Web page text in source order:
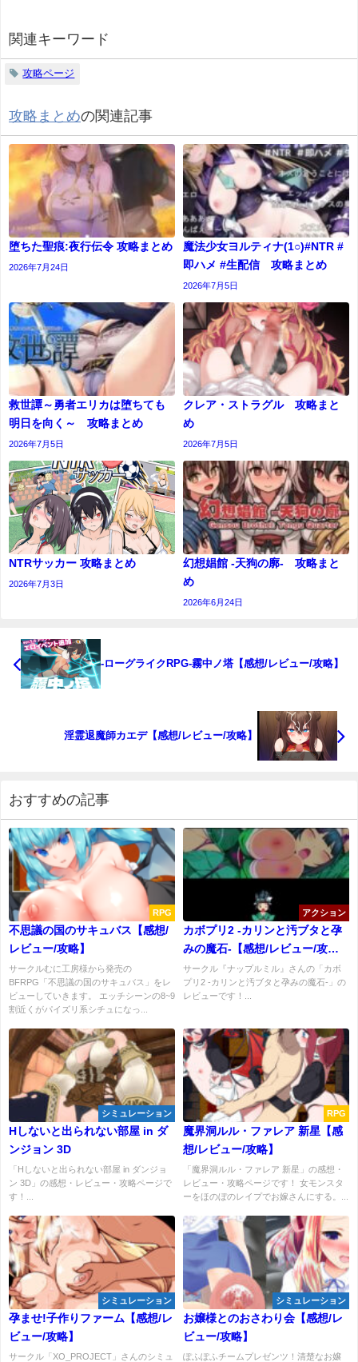
関連キーワード
攻略ページ
攻略まとめの関連記事
堕ちた聖痕:夜行伝令 攻略まとめ
2026年7月24日
魔法少女ヨルティナ(1○)#NTR #
即ハメ #生配信 攻略まとめ
2026年7月5日
救世譚～勇者エリカは堕ちても
明日を向く～ 攻略まとめ
2026年7月5日
クレア・ストラグル 攻略まと
め
2026年7月5日
NTRサッカー 攻略まとめ
2026年7月3日
幻想娼館 -天狗の廓- 攻略まと
め
2026年6月24日
-ローグライクRPG-霧中ノ塔【感想/レビュー/攻略】
淫霊退魔師カエデ【感想/レビュー/攻略】
おすすめの記事
RPG
不思議の国のサキュバス【感想/
レビュー/攻略】
サークルむに工房様から発売の
BFRPG「不思議の国のサキュバス」をレ
ビューしていきます。 エッチシーンの8~9
割近くがパイズリ系シチュになっ...
アクション
カボプリ2 -カリンと汚ブタと孕
みの魔石-【感想/レビュー/攻
略】
サークル『ナップルミル』さんの「カボ
プリ2 -カリンと汚ブタと孕みの魔石-」の
レビューです！...
シミュレーション
Hしないと出られない部屋 in ダ
ンジョン 3D
「Hしないと出られない部屋 in ダンジョ
ン 3D」の感想・レビュー・攻略ページで
す！...
RPG
魔界洞ルル・ファレア 新星【感
想/レビュー/攻略】
「魔界洞ルル・ファレア 新星」の感想・
レビュー・攻略ページです！ 女モンスタ
ーをほのぼのレイプでお嫁さんにする。...
シミュレーション
孕ませ!子作りファーム【感想/レ
ビュー/攻略】
サークル「XO_PROJECT」さんのシミュ
シミュレーション
お嬢様とのおさわり会【感想/レ
ビュー/攻略】
ぽふぽふチームプレゼンツ！清楚なお嬢